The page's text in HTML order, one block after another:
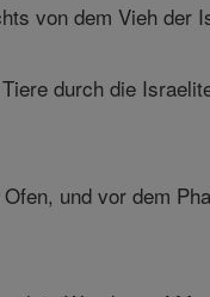
von dem Vieh der
durch die
und vor dem